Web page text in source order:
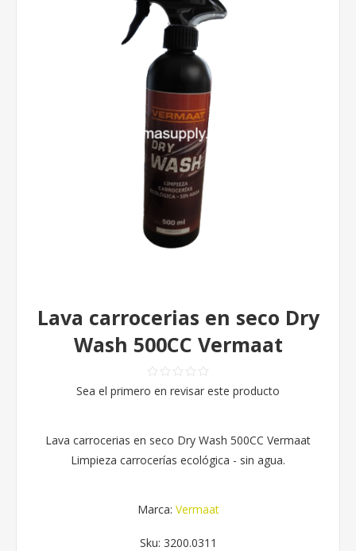
Lava carrocerias en seco Dry
Wash 500CC Vermaat
Sea el primero en revisar este producto
Lava carrocerias en seco Dry Wash 500CC Vermaat
Limpieza carrocerías ecológica - sin agua.
Marca: Vermaat
Sku: 3200.0311